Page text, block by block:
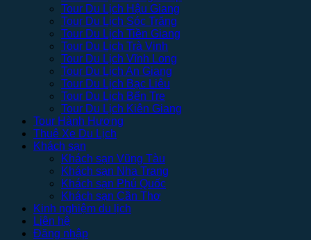
Tour Du Lịch Hậu Giang
Tour Du Lịch Sóc Trăng
Tour Du Lịch Tiền Giang
Tour Du Lịch Trà Vinh
Tour Du Lịch Vĩnh Long
Tour Du Lịch An Giang
Tour Du Lịch Bạc Liêu
Tour Du Lịch Bến Tre
Tour Du Lịch Kiên Giang
Tour Hành Hương
Thuê Xe Du Lịch
Khách sạn
Khách sạn Vũng Tàu
Khách sạn Nha Trang
Khách sạn Phú Quốc
Khách sạn Cần Thơ
Kinh nghiệm du lịch
Liên hệ
Đăng nhập